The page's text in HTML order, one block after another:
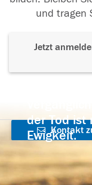
und tragen
Jetzt
der Tod ist
Ewigkeit.
Kontakt